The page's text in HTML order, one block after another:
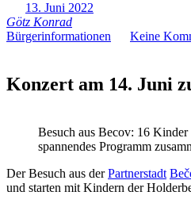
13. Juni 2022
Götz Konrad
Bürgerinformationen
Keine
Konzert am 14. Juni
Besuch aus Becov: 16
spannendes Programm
Der Besuch aus derPartnerstadt
und starten mit Kindern der